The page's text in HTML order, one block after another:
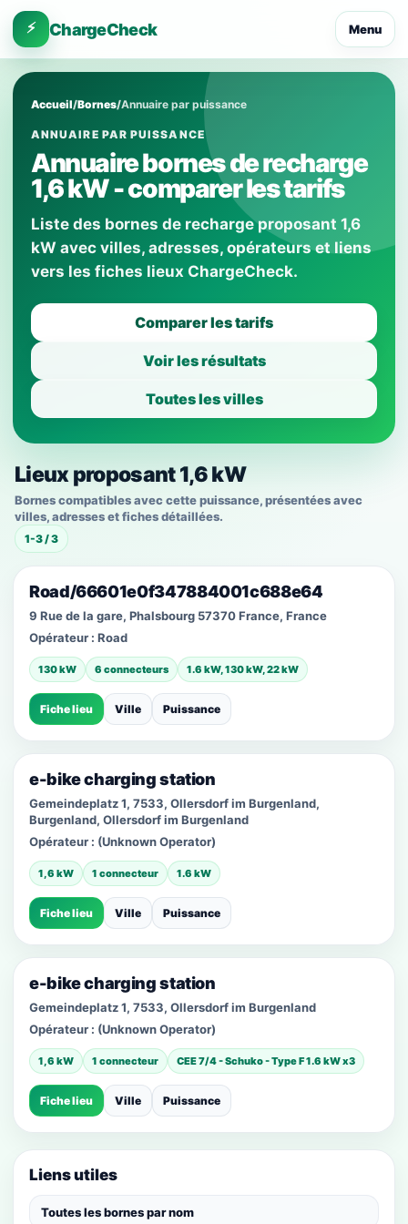
⚡ ChargeCheck Menu
Accueil/Bornes/Annuaire par puissance
ANNUAIRE PAR PUISSANCE
Annuaire bornes de recharge
1,6 kW - comparer les tarifs
Liste des bornes de recharge proposant 1,6
kW avec villes, adresses, opérateurs et liens
vers les fiches lieux ChargeCheck.
Comparer les tarifs
Voir les résultats
Toutes les villes
Lieux proposant 1,6 kW
Bornes compatibles avec cette puissance, présentées avec
villes, adresses et fiches détaillées.
1-3 / 3
Road/66601e0f347884001c688e64
9 Rue de la gare, Phalsbourg 57370 France, France
Opérateur : Road
130 kW 6 connecteurs 1.6 kW, 130 kW, 22 kW
Fiche lieu Ville Puissance
e-bike charging station
Gemeindeplatz 1, 7533, Ollersdorf im Burgenland,
Burgenland, Ollersdorf im Burgenland
Opérateur : (Unknown Operator)
1,6 kW 1 connecteur 1.6 kW
Fiche lieu Ville Puissance
e-bike charging station
Gemeindeplatz 1, 7533, Ollersdorf im Burgenland
Opérateur : (Unknown Operator)
1,6 kW 1 connecteur CEE 7/4 - Schuko - Type F 1.6 kW x3
Fiche lieu Ville Puissance
Liens utiles
Toutes les bornes par nom